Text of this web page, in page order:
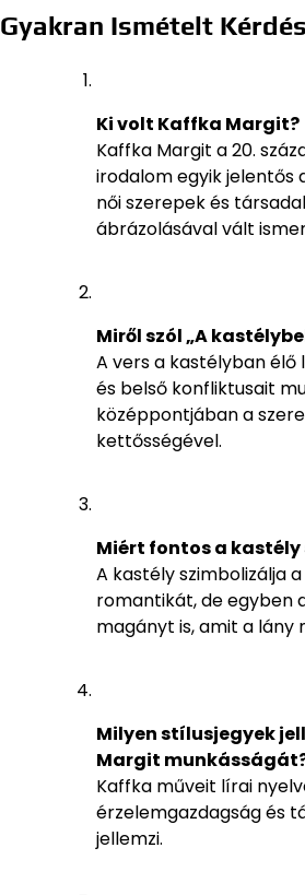
Gyakran Ismételt
Ki volt Kaffka Margit?
Kaffka Margit a 20.
irodalom egyik jelentős
női szerepek és
ábrázolásával vált
Miről szól „A
A vers a kastélyban élő
és belső konfliktusait
középpontjában a
kettősségével.
Miért fontos a
A kastély szimbolizálja
romantikát, de egyben
magányt is, amit a lány
Milyen stílusjegyek
Margit
Kaffka műveit lírai
érzelemgazdagság és
jellemzi.